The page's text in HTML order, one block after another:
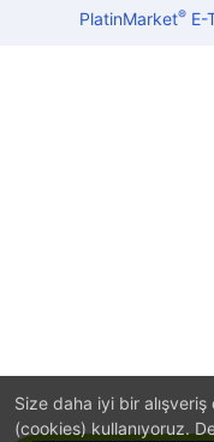
Size daha iyi bir
(cookies) kullanıyoruz.
PlatinMarket®E-